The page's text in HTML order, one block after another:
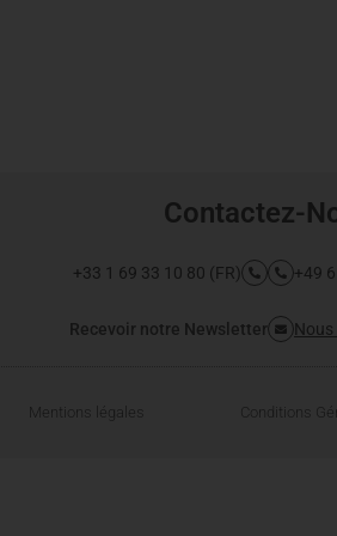
Contactez-
+33 1 69 33 10 80 (FR) +49
Recevoir notre Newsletter Nous
Mentions légales Conditions